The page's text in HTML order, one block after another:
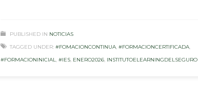
PUBLISHED IN NOTICIAS
TAGGED UNDER: #FOMACIONCONTINUA, #FORMACIONCERTIFICADA,
#FORMACIONINICIAL, #IES, ENERO2026, INSTITUTOELEARNINGDELSEGURO